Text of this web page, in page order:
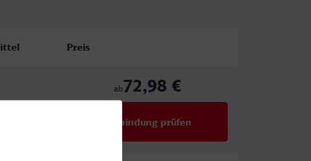
Preis
ab72,98 €
Verbindung prüfen